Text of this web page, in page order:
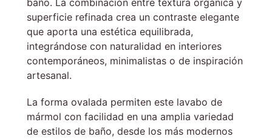
superficie refinada crea un contraste elegante
que aporta una estética equilibrada,
integrándose con naturalidad en interiores
contemporáneos, minimalistas o de inspiración
artesanal.
La forma ovalada permiten este lavabo de
mármol con facilidad en una amplia variedad
de estilos de baño, desde los más modernos